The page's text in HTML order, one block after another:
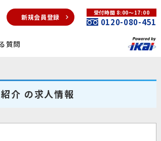
新規会員登録
受付時間 8:00～17:00
0120-080-451
質問
紹介 の求人情報